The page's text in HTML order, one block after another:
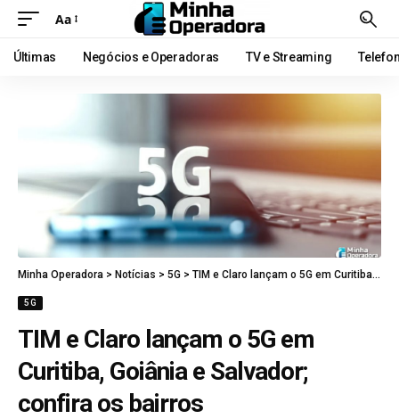
Aa
Últimas Negócios e Operadoras TV e Streaming
Minha Operadora > Notícias > 5G > TIM e Claro lançam o 5G em Curitiba, Goiânia e Salvador; confira os bairros
5G
TIM e Claro lançam o 5G em
Curitiba, Goiânia e Salvador;
confira os bairros